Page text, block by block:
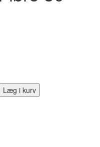
Cream 50 ml. - 2 for
Læg i kurv